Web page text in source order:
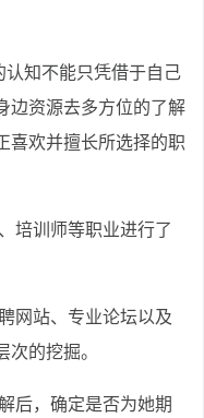
认知不能只凭借于自己
边资源去多方位的了解
喜欢并擅长所选择的职
培训师等职业进行了
网站、专业论坛以及
的挖掘。
后，确定是否为她期